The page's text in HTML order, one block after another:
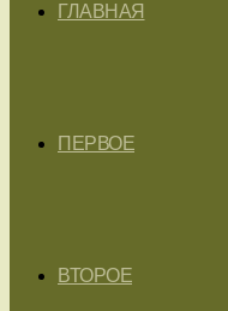
ГЛАВНАЯ
ПЕРВОЕ
ВТОРОЕ